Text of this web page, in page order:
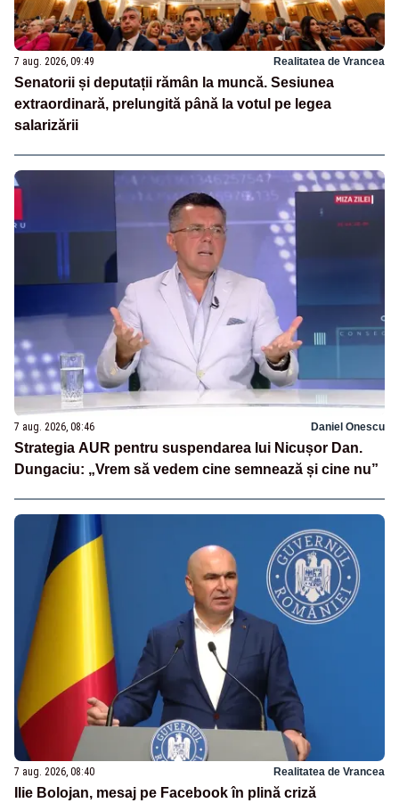
7 aug. 2026, 09:49 Realitatea de Vrancea
Senatorii și deputații rămân la muncă. Sesiunea
extraordinară, prelungită până la votul pe legea
salarizării
7 aug. 2026, 08:46 Daniel Onescu
Strategia AUR pentru suspendarea lui Nicușor Dan.
Dungaciu: „Vrem să vedem cine semnează și cine nu”
7 aug. 2026, 08:40 Realitatea de Vrancea
Ilie Bolojan, mesaj pe Facebook în plină criză